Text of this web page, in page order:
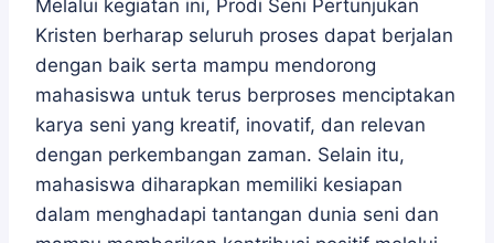
Melalui kegiatan ini, Prodi Seni Pertunjukan
Kristen berharap seluruh proses dapat berjalan
dengan baik serta mampu mendorong
mahasiswa untuk terus berproses menciptakan
karya seni yang kreatif, inovatif, dan relevan
dengan perkembangan zaman. Selain itu,
mahasiswa diharapkan memiliki kesiapan
dalam menghadapi tantangan dunia seni dan